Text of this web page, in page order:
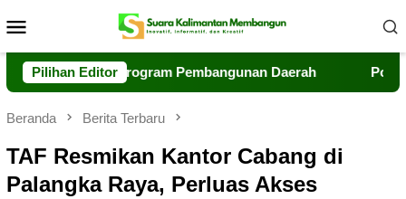
ke
Mobile
Pilihan Editor
Program Pembangunan Daerah Polri dan
Beranda Berita Terbaru
TAF Resmikan Kantor Cabang di
Palangka Raya, Perluas Akses